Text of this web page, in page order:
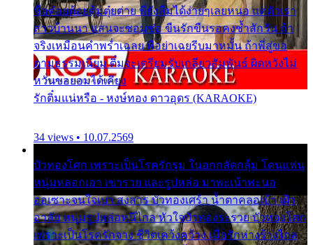
ชื่อต๋อยต้อยตุ้มตุ๋ยต่าย พี่ยังลืมได้ง่ายๆเลยหนอ แค่ตัวเรา
สาวบ้านนา แสนจะซอมซ่อ ขืนรักขืนรอคงช้ำสักวัน ถ้า
จริงเหมือนคำพร่ำเฉลย พี่อย่าเฉยรีบมาหมั้น ถ้าพี่สู่ขอ
ตามธรรมเนียม ติ๋มจะเตรียมรับเกลียวสัมพันธ์ ผิดหวังไม่
หวั่นขอยอมได้เคียง
รักติ๋มแน่หรือ - หงษ์ทอง ดาวอุดร (KARAOKE)
34 views • 10.07.2569
บัวทองโศก เพราะเป็นโรครักรุม ในอกกลัดกลุ้ม โดนแฟน
หนุ่มหลอกเอา เขารวย และรูปหล่อ มาพะเน้าพะนอ
ออเซาะจนใจเบา สงสาร บัวทองเศร้า น้ำตาคลอเบ้า เฝ้า
อาลัย หนุ่มรูปหล่อหนีไกล หัวใจบัวทองระรวย บัวทองโศก
เพราะเป็นโรครักจาง ชีวิตเคว้งคว้าง เมื่อรักห่างร้างไกล